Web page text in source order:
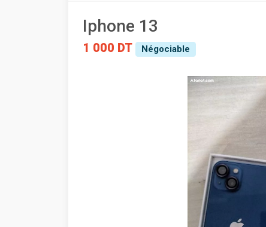
Iphone 13
1 000 DT Négociable